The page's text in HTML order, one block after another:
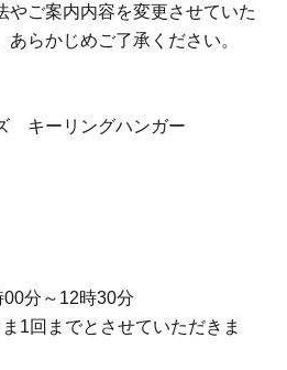
ご案内内容を変更させていた
らかじめご了承ください。
キーリングハンガー
分～12時30分
1回までとさせていただきま